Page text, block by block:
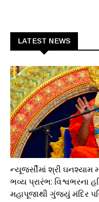
LATEST NEWS
ન્યૂજર્સીમાં શ્રી ઘનશ્યામ
ભવ્ય પ્રારંભ: વિશ્વભરના
મહાપૂજાથી ગુંજ્યું મંદિર